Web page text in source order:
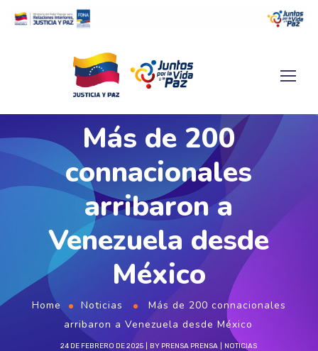
Más de 200
connacionales
arribaron a
Venezuela desde
México
Home Noticias
Más de 200 connacionales
arribaron a Venezuela desde México
24 DE FEBRERO DE 2025 BY PRENSA PRENSA NOTICIAS